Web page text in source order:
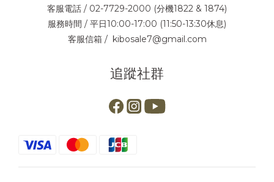
客服電話 / 02-7729-2000 (分機1822 & 1874)
服務時間 / 平日10:00-17:00 (11:50-13:30休息)
客服信箱 / kibosale7@gmail.com
追蹤社群